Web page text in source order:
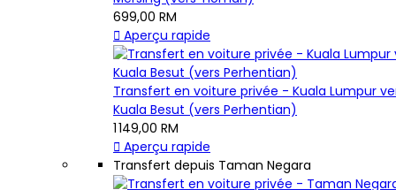
699,00 RM
 Aperçu rapide
Transfert en voiture privée - Kuala Lumpur
Kuala Besut (vers Perhentian)
1 149,00 RM
 Aperçu rapide
Transfert depuis Taman Negara